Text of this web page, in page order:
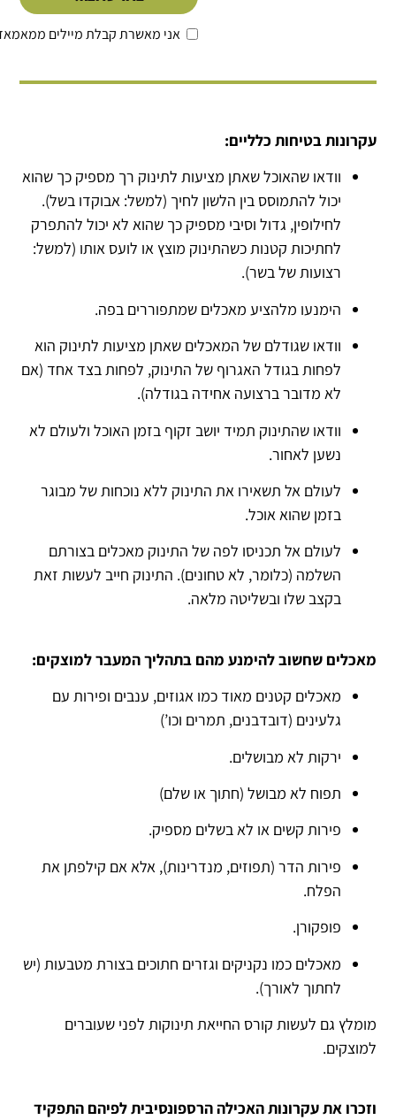
אני מאשרת קבלת מיילים
עקרונות בטיחות כלליים:
וודאו שהאוכל שאתן מציעות לתינוק רך מספיק כך שהוא
יכול להתמוסס בין הלשון לחיך (למשל: אבוקדו בשל).
לחילופין, גדול וסיבי מספיק כך שהוא לא יכול להתפרק
לחתיכות קטנות כשהתינוק מוצץ או לועס אותו (למשל:
רצועות של בשר).
הימנעו מלהציע מאכלים שמתפוררים בפה.
וודאו שגודלם של המאכלים שאתן מציעות לתינוק הוא
לפחות בגודל האגרוף של התינוק, לפחות בצד אחד (אם
לא מדובר ברצועה אחידה בגודלה).
וודאו שהתינוק תמיד יושב זקוף בזמן האוכל ולעולם לא
נשען לאחור.
לעולם אל תשאירו את התינוק ללא נוכחות של מבוגר
בזמן שהוא אוכל.
לעולם אל תכניסו לפה של התינוק מאכלים בצורתם
השלמה (כלומר, לא טחונים). התינוק חייב לעשות זאת
בקצב שלו ובשליטה מלאה.
מאכלים שחשוב להימנע מהם בתהליך המעבר למוצקים:
מאכלים קטנים מאוד כמו אגוזים, ענבים ופירות עם
גלעינים (דובדבנים, תמרים וכו’)
ירקות לא מבושלים.
תפוח לא מבושל (חתוך או שלם)
פירות קשים או לא בשלים מספיק.
פירות הדר (תפוזים, מנדרינות), אלא אם קילפתן את
הפלח.
פופקורן.
מאכלים כמו נקניקים וגזרים חתוכים בצורת מטבעות (יש
לחתוך לאורך).
מומלץ גם לעשות קורס החייאת תינוקות לפני שעוברים
למוצקים.
וזכרו את עקרונות האכילה הרספונסיבית לפיהם התפקיד